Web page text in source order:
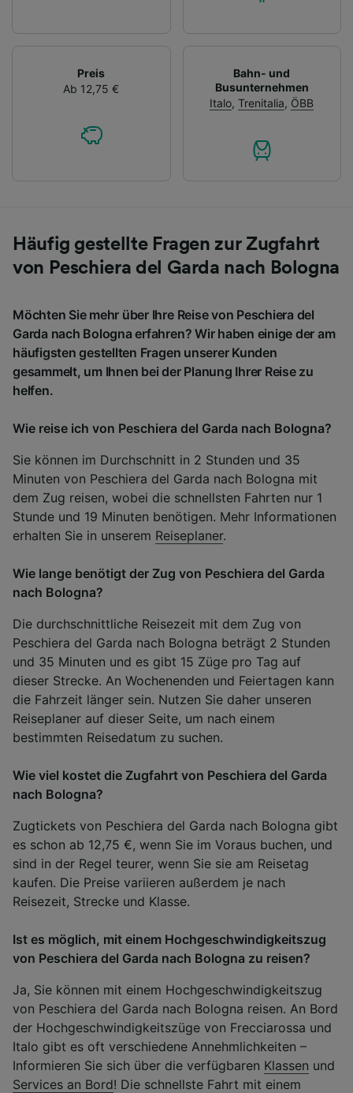
Preis
Ab 12,75 €
Bahn- und
Busunternehmen
Italo,Trenitalia, ÖBB
Häufig gestellte Fragen zur Zugfahrt
von Peschiera del Garda nach Bologna
Möchten Sie mehr über Ihre Reise von Peschiera del
Garda nach Bologna erfahren? Wir haben einige der am
häufigsten gestellten Fragen unserer Kunden
gesammelt, um Ihnen bei der Planung Ihrer Reise zu
helfen.
Wie reise ich von Peschiera del Garda nach Bologna?
Sie können im Durchschnitt in 2 Stunden und 35
Minuten von Peschiera del Garda nach Bologna mit
dem Zug reisen, wobei die schnellsten Fahrten nur 1
Stunde und 19 Minuten benötigen. Mehr Informationen
erhalten Sie in unserem Reiseplaner.
Wie lange benötigt der Zug von Peschiera del Garda
nach Bologna?
Die durchschnittliche Reisezeit mit dem Zug von
Peschiera del Garda nach Bologna beträgt 2 Stunden
und 35 Minuten und es gibt 15 Züge pro Tag auf
dieser Strecke. An Wochenenden und Feiertagen kann
die Fahrzeit länger sein. Nutzen Sie daher unseren
Reiseplaner auf dieser Seite, um nach einem
bestimmten Reisedatum zu suchen.
Wie viel kostet die Zugfahrt von Peschiera del Garda
nach Bologna?
Zugtickets von Peschiera del Garda nach Bologna gibt
es schon ab 12,75 €, wenn Sie im Voraus buchen, und
sind in der Regel teurer, wenn Sie sie am Reisetag
kaufen. Die Preise variieren außerdem je nach
Reisezeit, Strecke und Klasse.
Ist es möglich, mit einem Hochgeschwindigkeitszug
von Peschiera del Garda nach Bologna zu reisen?
Ja, Sie können mit einem Hochgeschwindigkeitszug
von Peschiera del Garda nach Bologna reisen. An Bord
der Hochgeschwindigkeitszüge von Frecciarossa und
Italo gibt es oft verschiedene Annehmlichkeiten –
Informieren Sie sich über die verfügbaren Klassen und
Services an Bord! Die schnellste Fahrt mit einem